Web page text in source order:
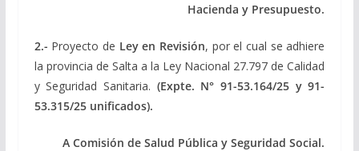
Hacienda y Presupuesto.
2.- Proyecto de Ley en Revisión, por el cual se adhiere
la provincia de Salta a la Ley Nacional 27.797 de Calidad
y Seguridad Sanitaria. (Expte. N° 91-53.164/25 y 91-
53.315/25 unificados).
A Comisión de Salud Pública y Seguridad Social.